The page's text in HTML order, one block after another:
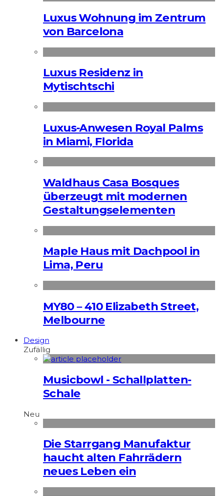
Luxus Wohnung im Zentrum
von Barcelona
Luxus Residenz in
Mytischtschi
Luxus-Anwesen Royal Palms
in Miami, Florida
Waldhaus Casa Bosques
überzeugt mit modernen
Gestaltungselementen
Maple Haus mit Dachpool in
Lima, Peru
MY80 – 410 Elizabeth Street,
Melbourne
Design
Zufällig
Musicbowl - Schallplatten-
Schale
Neu
Die Starrgang Manufaktur
haucht alten Fahrrädern
neues Leben ein